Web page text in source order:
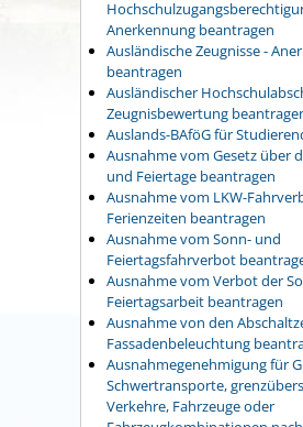
Anerkennung beantragen
Ausländische Zeugnisse -
beantragen
Ausländischer
Zeugnisbewertung
Auslands-BAföG für
Ausnahme vom Gesetz über
und Feiertage beantragen
Ausnahme vom LKW-
Ferienzeiten beantragen
Ausnahme vom Sonn- und
Feiertagsfahrverbot
Ausnahme vom Verbot der
Feiertagsarbeit beantragen
Ausnahme von den
Fassadenbeleuchtung
Ausnahmegenehmigung für
Schwertransporte,
Verkehre, Fahrzeuge oder